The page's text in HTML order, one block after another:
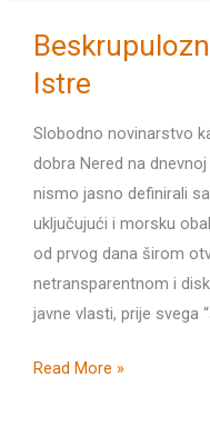
Istre
Slobodno novinarstvo
dobra Nered na
nismo jasno definirali
uključujući i morsku
od prvog dana širom
netransparentnom i
javne vlasti, prije svega
Beskrupulozni
Read More »